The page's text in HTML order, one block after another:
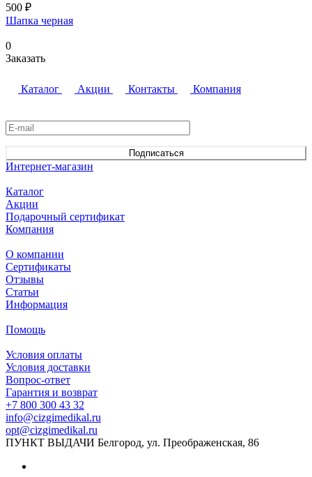
500 ₽
Шапка черная
0
Заказать
Каталог Акции Контакты
Компания
Подписаться
Интернет-магазин
Каталог
Акции
Подарочный сертификат
Компания
О компании
Сертификаты
Отзывы
Статьи
Информация
Помощь
Условия оплаты
Условия доставки
Вопрос-ответ
Гарантия и возврат
+7 800 300 43 32
info@cizgimedikal.ru
opt@cizgimedikal.ru
ПУНКТ ВЫДАЧИ Белгород, ул. Преображенская, 86